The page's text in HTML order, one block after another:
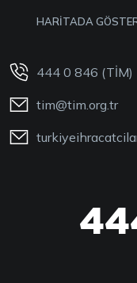
HARİTADA
444 0 846 (TİM)
tim@tim.org.tr